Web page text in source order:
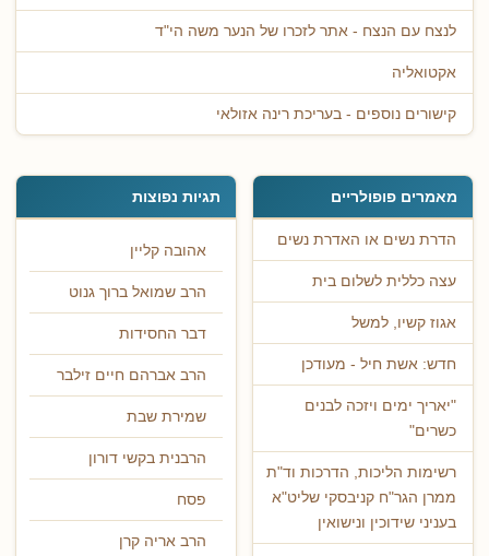
לנצח עם הנצח - אתר לזכרו של הנער משה הי"ד
אקטואליה
קישורים נוספים - בעריכת רינה אזולאי
מאמרים פופולריים
הדרת נשים או האדרת נשים
עצה כללית לשלום בית
אגוז קשיו, למשל
חדש: אשת חיל - מעודכן
"יאריך ימים ויזכה לבנים
כשרים"
רשימות הליכות, הדרכות וד"ת
ממרן הגר"ח קניבסקי שליט"א
בעניני שידוכין ונישואין
תגיות נפוצות
אהובה קליין
הרב שמואל ברוך גנוט
דבר החסידות
הרב אברהם חיים זילבר
שמירת שבת
הרבנית בקשי דורון
פסח
הרב אריה קרן